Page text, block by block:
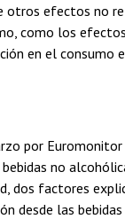
otros efectos no
como los
en el consumo
por
no
dos factores
desde las